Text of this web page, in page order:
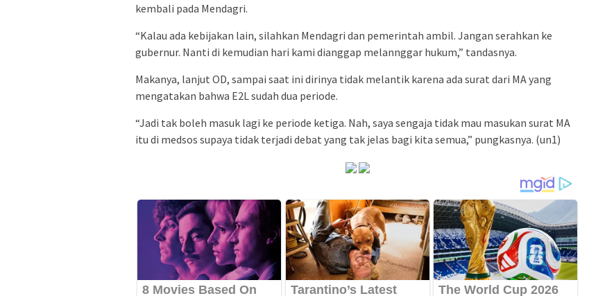
kembali pada Mendagri.
“Kalau ada kebijakan lain, silahkan Mendagri dan pemerintah ambil. Jangan serahkan ke
gubernur. Nanti di kemudian hari kami dianggap melannggar hukum,” tandasnya.
Makanya, lanjut OD, sampai saat ini dirinya tidak melantik karena ada surat dari MA yang
mengatakan bahwa E2L sudah dua periode.
“Jadi tak boleh masuk lagi ke periode ketiga. Nah, saya sengaja tidak mau masukan surat MA
itu di medsos supaya tidak terjadi debat yang tak jelas bagi kita semua,” pungkasnya. (un1)